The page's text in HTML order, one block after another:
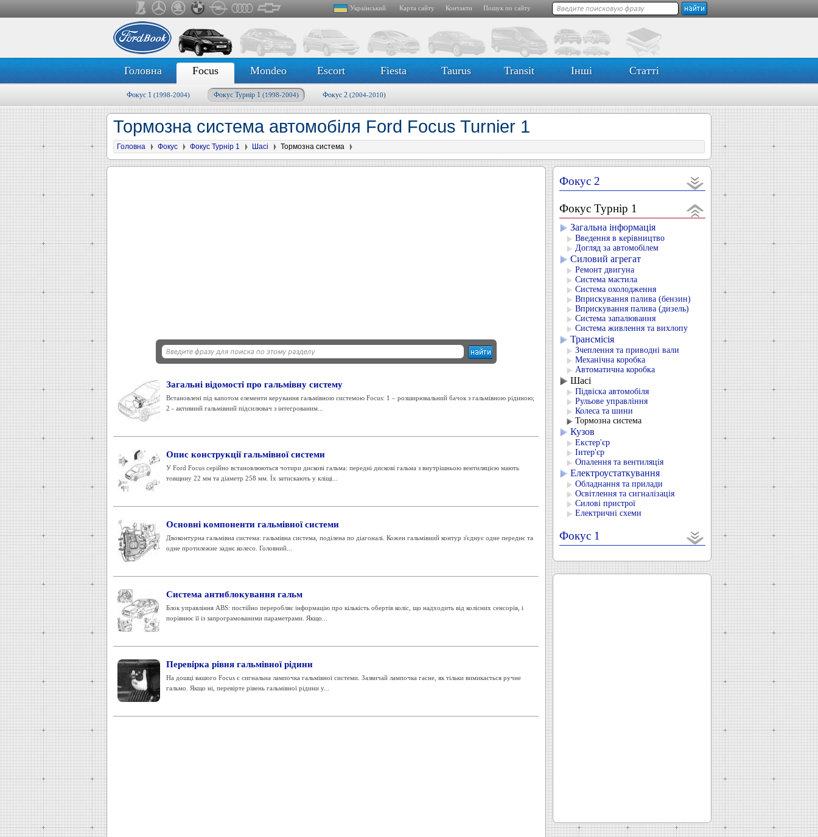
Український Карта сайту Контакти Пошук по сайту
Головна Focus Mondeo Escort Fiesta Taurus Transit Інші Статті
Фокус 1 (1998-2004) Фокус Турнір 1 (1998-2004) Фокус 2 (2004-2010)
Тормозна система автомобіля Ford Focus Turnier 1
Головна Фокус Фокус Турнір 1 Шасі Тормозна система
Загальні відомості про гальмівну систему
Встановлені під капотом елементи керування гальмівною системою Focus: 1 – розширювальний бачок з гальмівною рідиною;
2 - активний гальмівний підсилювач з інтегрованим...
Опис конструкції гальмівної системи
У Ford Focus серійно встановлюються чотири дискові гальма: передні дискові гальма з внутрішньою вентиляцією мають
товщину 22 мм та діаметр 258 мм. Їх затискають у кліщі...
Основні компоненти гальмівної системи
Двоконтурна гальмівна система: гальмівна система, поділена по діагоналі. Кожен гальмівний контур з'єднує одне переднє та
одне протилежне заднє колесо. Головний...
Система антиблокування гальм
Блок управління ABS: постійно переробляє інформацію про кількість обертів коліс, що надходить від колісних сенсорів, і
порівнює її із запрограмованими параметрами. Якщо...
Перевірка рівня гальмівної рідини
На дошці вашого Focus є сигнальна лампочка гальмівної системи. Зазвичай лампочка гасне, як тільки вимикається ручне
гальмо. Якщо ні, перевірте рівень гальмівної рідини у...
Фокус 2
Фокус Турнір 1
Загальна інформація
Введення в керівництво
Догляд за автомобілем
Силовий агрегат
Ремонт двигуна
Система мастила
Система охолодження
Вприскування палива (бензин)
Вприскування палива (дизель)
Система запалювання
Система живлення та вихлопу
Трансмісія
Зчеплення та приводні вали
Механічна коробка
Автоматична коробка
Шасі
Підвіска автомобіля
Рульове управління
Колеса та шини
Тормозна система
Кузов
Екстер'єр
Інтер'єр
Опалення та вентиляція
Електроустаткування
Обладнання та прилади
Освітлення та сигналізація
Силові пристрої
Електричні схеми
Фокус 1